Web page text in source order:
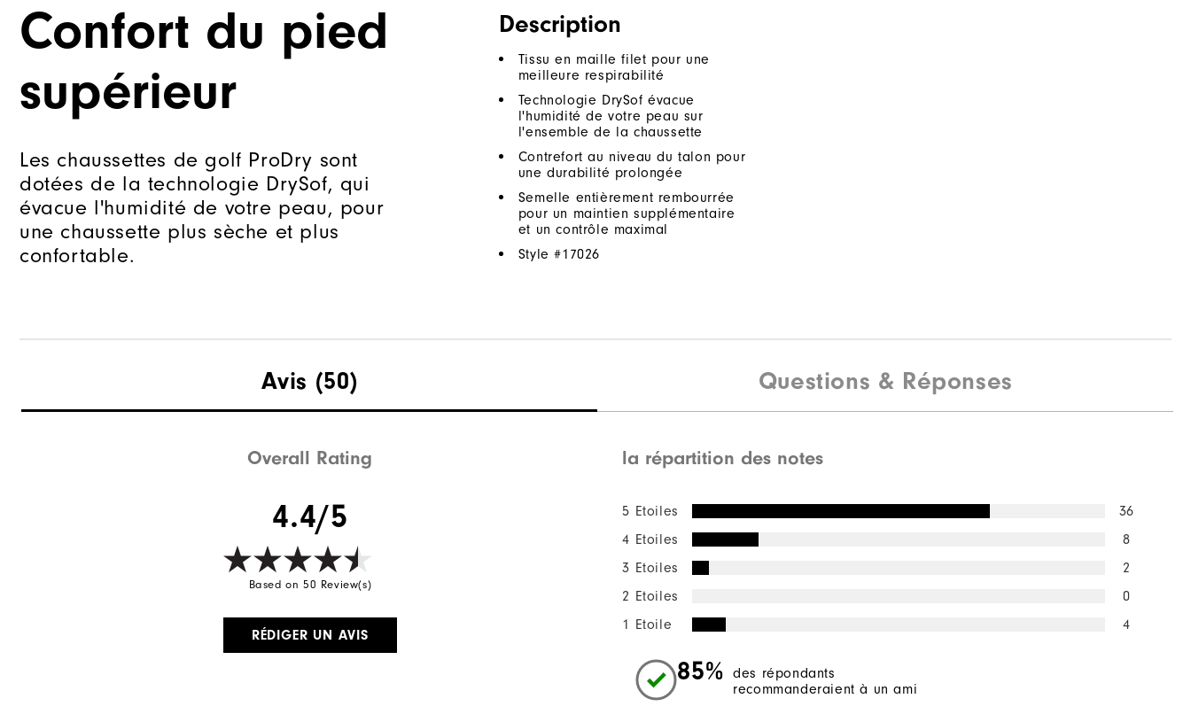
Confort du pied
supérieur
Les chaussettes de golf ProDry sont
dotées de la technologie DrySof, qui
évacue l'humidité de votre peau, pour
une chaussette plus sèche et plus
confortable.
Description
Tissu en maille filet pour une
meilleure respirabilité
Technologie DrySof évacue
l'humidité de votre peau sur
l'ensemble de la chaussette
Contrefort au niveau du talon pour
une durabilité prolongée
Semelle entièrement rembourrée
pour un maintien supplémentaire
et un contrôle maximal
Style #17026
Avis (50) Questions & Réponses
Overall Rating
4.4/5
Based on 50 Review(s)
RÉDIGER UN AVIS
la répartition des notes
5 Etoiles
36
4 Etoiles
8
3 Etoiles
2
2 Etoiles
0
1 Etoile
4
85%
des répondants
recommanderaient à un ami